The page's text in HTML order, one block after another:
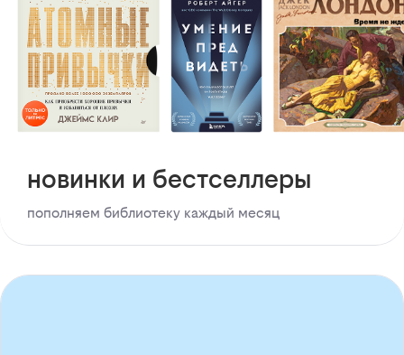
новинки и бестселлеры
пополняем библиотеку каждый месяц